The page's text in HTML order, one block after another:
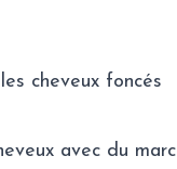
cheveux foncés
avec du marc